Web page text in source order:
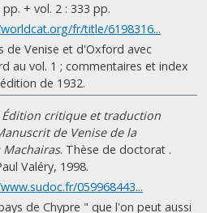
+ vol. 2 : 333 pp.
fr/title/6198316...
de Venise et d'Oxford avec
au vol. 1 ; commentaires et index
de 1932.
Édition critique et traduction
de Venise de la
. Thèse de doctorat .
Valéry, 1998.
059968443...
de Chypre " que l'on peut aussi